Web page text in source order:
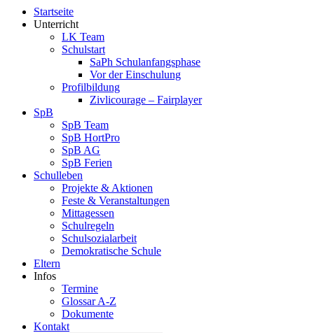
Startseite
Unterricht
LK Team
Schulstart
SaPh Schulanfangsphase
Vor der Einschulung
Profilbildung
Zivlicourage – Fairplayer
SpB
SpB Team
SpB HortPro
SpB AG
SpB Ferien
Schulleben
Projekte & Aktionen
Feste & Veranstaltungen
Mittagessen
Schulregeln
Schulsozialarbeit
Demokratische Schule
Eltern
Infos
Termine
Glossar A-Z
Dokumente
Kontakt